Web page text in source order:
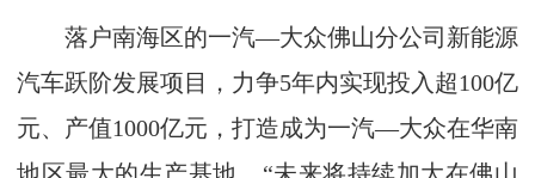
落户南海区的一汽—大众佛山分公司新能源
汽车跃阶发展项目，力争5年内实现投入超100亿
元、产值1000亿元，打造成为一汽—大众在华南